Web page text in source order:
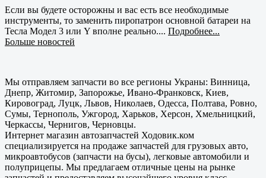
Если вы будете осторожны и вас есть все необходимые
инструменты, то заменить пиропатрон основной батареи на
Тесла Модел 3 или Y вполне реально.... Подробнее...
Больше новостей
Мы отправляем запчасти во все регионы Украны: Винница,
Днепр, Житомир, Запорожье, Ивано-Франковск, Киев,
Кировоград, Луцк, Львов, Николаев, Одесса, Полтава, Ровно,
Сумы, Тернополь, Ужгород, Харьков, Херсон, Хмельницкий,
Черкассы, Чернигов, Черновцы.
Интернет магазин автозапчастей Ходовик.ком
специализируется на продаже запчастей для грузовых авто,
микроавтобусов (запчасти на бусы), легковые автомобили и
полуприцепы. Мы предлагаем отличные цены на рынке